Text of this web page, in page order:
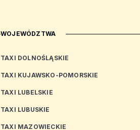
WOJEWÓDZTWA
TAXI DOLNOŚLĄSKIE
TAXI KUJAWSKO-POMORSKIE
TAXI LUBELSKIE
TAXI LUBUSKIE
TAXI MAZOWIECKIE